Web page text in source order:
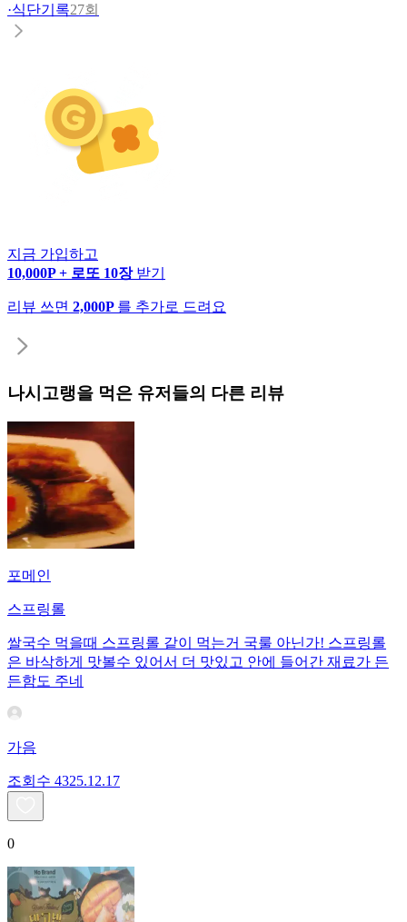
·식단기록27회
지금 가입하고
10,000P + 로또 10장 받기
리뷰 쓰면 2,000P 를 추가로 드려요
나시고랭을 먹은 유저들의 다른 리뷰
포메인
스프링롤
쌀국수 먹을때 스프링롤 같이 먹는거 국룰 아닌가! 스프링롤
은 바삭하게 맛볼수 있어서 더 맛있고 안에 들어간 재료가 든
든함도 주네
가음
조회수 4325.12.17
0